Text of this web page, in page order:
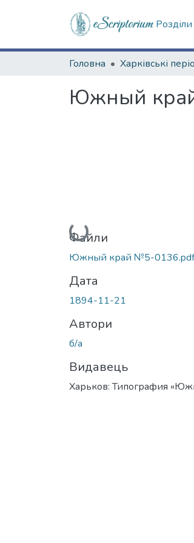
Розділи
Головна
Южный
Вантажиться...
Файли
Южный край №5-
Дата
1894-11-21
Автори
б/а
Видавець
Харьков: Типография